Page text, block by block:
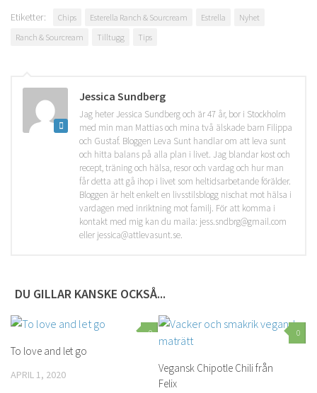
Etiketter: Chips Esterella Ranch & Sourcream Estrella
Nyhet
Ranch & Sourcream
Tilltugg Tips
Jessica Sundberg
Jag heter Jessica Sundberg och är 47 år, bor i Stockholm
med min man Mattias och mina två älskade barn Filippa
och Gustaf. Bloggen Leva Sunt handlar om att leva sunt
och hitta balans på alla plan i livet. Jag blandar kost och
recept, träning och hälsa, resor och vardag och hur man
får detta att gå ihop i livet som heltidsarbetande förälder.
Bloggen är helt enkelt en livsstilsblogg nischat mot hälsa i
vardagen med inriktning mot familj. För att komma i
kontakt med mig kan du maila: jess.sndbrg@gmail.com
eller jessica@attlevasunt.se.
DU GILLAR KANSKE OCKSÅ...
0
To love and let go
APRIL 1, 2020
0
Vegansk Chipotle Chili från
Felix